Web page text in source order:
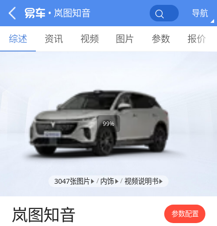
• 岚图知音 导航
综述 资讯 视频 图片 参数 报价
99%
3047张图片 / 内饰 / 视频说明书
岚图知音 参数配置